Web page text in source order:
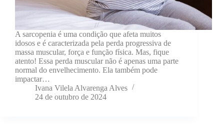
A sarcopenia é uma condição que afeta muitos
idosos e é caracterizada pela perda progressiva de
massa muscular, força e função física. Mas, fique
atento! Essa perda muscular não é apenas uma parte
normal do envelhecimento. Ela também pode
impactar…
Ivana Vilela Alvarenga Alves
24 de outubro de 2024